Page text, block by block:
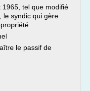
1965, tel que modifié
le syndic qui gère
le passif de